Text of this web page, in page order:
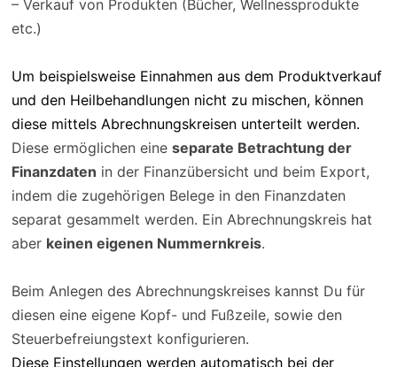
– Verkauf von Produkten (Bücher, Wellnessprodukte
etc.)
Um beispielsweise Einnahmen aus dem Produktverkauf
und den Heilbehandlungen nicht zu mischen, können
diese mittels Abrechnungskreisen unterteilt werden.
Diese ermöglichen eine separate Betrachtung der
Finanzdaten in der Finanzübersicht und beim Export,
indem die zugehörigen Belege in den Finanzdaten
separat gesammelt werden. Ein Abrechnungskreis hat
aber keinen eigenen Nummernkreis.
Beim Anlegen des Abrechnungskreises kannst Du für
diesen eine eigene Kopf- und Fußzeile, sowie den
Steuerbefreiungstext konfigurieren.
Diese Einstellungen werden automatisch bei der